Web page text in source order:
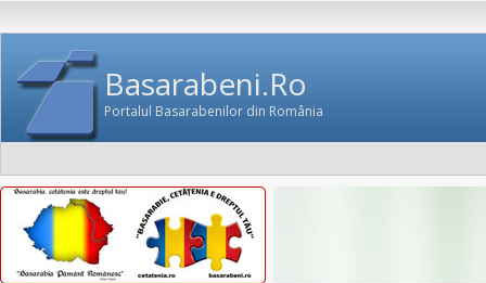
Basarabeni.Ro
Portalul Basarabenilor din România